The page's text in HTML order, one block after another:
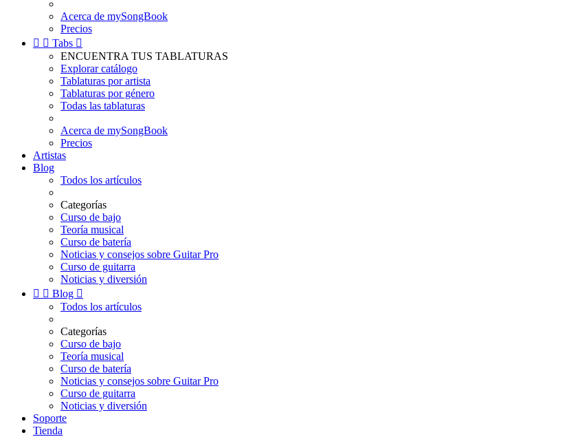
Acerca de mySongBook
Precios
  Tabs 
ENCUENTRA TUS TABLATURAS
Explorar catálogo
Tablaturas por artista
Tablaturas por género
Todas las tablaturas
Acerca de mySongBook
Precios
Artistas
Blog
Todos los artículos
Categorías
Curso de bajo
Teoría musical
Curso de batería
Noticias y consejos sobre Guitar Pro
Curso de guitarra
Noticias y diversión
  Blog 
Todos los artículos
Categorías
Curso de bajo
Teoría musical
Curso de batería
Noticias y consejos sobre Guitar Pro
Curso de guitarra
Noticias y diversión
Soporte
Tienda